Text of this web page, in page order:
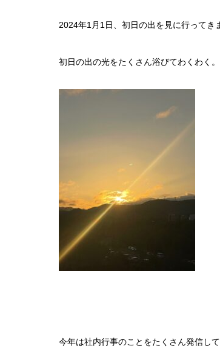
b
o
o
k
a
2024年1月1日、初日の出を見に行ってき
初日の出の光をたくさん浴びてわくわく
今年は社内行事のことをたくさん発信し